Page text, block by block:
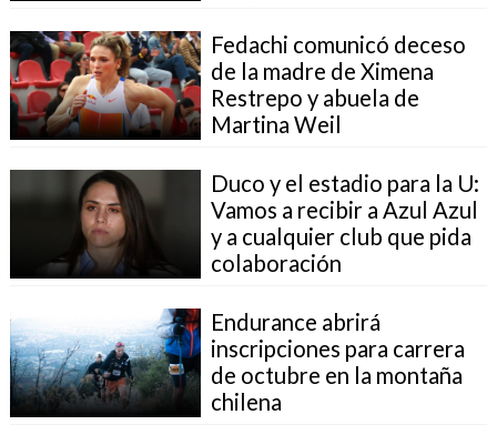
Fedachi comunicó deceso
de la madre de Ximena
Restrepo y abuela de
Martina Weil
Duco y el estadio para la U:
Vamos a recibir a Azul Azul
y a cualquier club que pida
colaboración
Endurance abrirá
inscripciones para carrera
de octubre en la montaña
chilena